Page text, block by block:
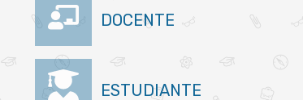
DOCENTE
ESTUDIANTE